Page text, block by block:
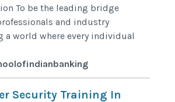
To be the leading bridge
and industry
a world where every individual
Security Training In